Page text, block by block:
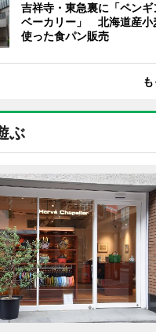
吉祥寺・東急裏に「ペンギ
ベーカリー」 北海道産小
使った食パン販売
ぶ